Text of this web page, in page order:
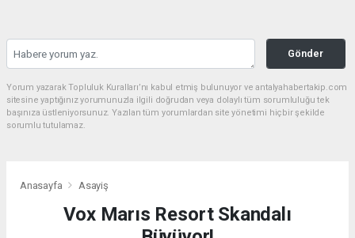
Gönder
Yorum yazarak Topluluk Kuralları’nı kabul etmiş bulunuyor ve antalyahabertakip.com
sitesine yaptığınız yorumunuzla ilgili doğrudan veya dolaylı tüm sorumluluğu tek
başınıza üstleniyorsunuz. Yazılan tüm yorumlardan site yönetimi hiçbir şekilde
sorumlu tutulamaz.
Anasayfa Asayiş
Vox Marıs Resort Skandalı